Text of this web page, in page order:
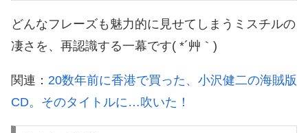
どんなフレーズも魅力的に見せてしまうミスチルの
凄さを、再認識する一幕です( *´艸｀)
関連： 20数年前に香港で買った、小沢健二の海賊版
CD。そのタイトルに…吹いた！